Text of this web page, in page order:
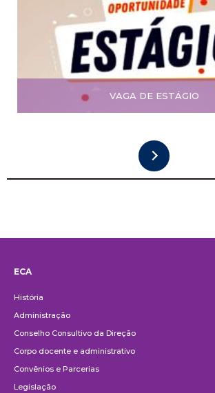
VAGA DE ESTÁGIO
ECA
História
Administração
Conselho Consultivo da Direção
Corpo docente e administrativo
Convênios e Parcerias
Legislação